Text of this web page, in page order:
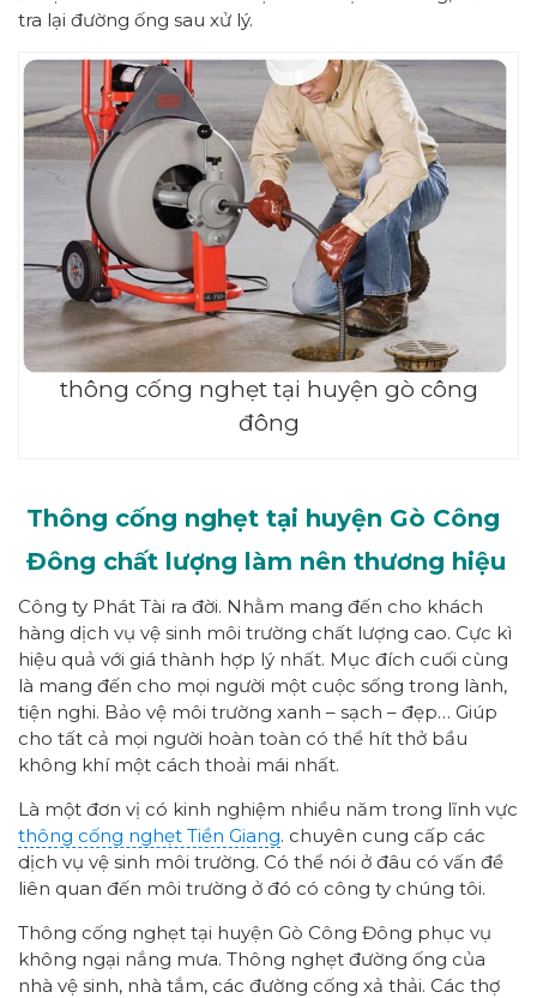
tra lại đường ống sau xử lý.
thông cống nghẹt tại huyện gò công
đông
Thông cống nghẹt tại huyện Gò Công
Đông chất lượng làm nên thương hiệu
Công ty Phát Tài ra đời. Nhằm mang đến cho khách
hàng dịch vụ vệ sinh môi trường chất lượng cao. Cực kì
hiệu quả với giá thành hợp lý nhất. Mục đích cuối cùng
là mang đến cho mọi người một cuộc sống trong lành,
tiện nghi. Bảo vệ môi trường xanh – sạch – đẹp… Giúp
cho tất cả mọi người hoàn toàn có thể hít thở bầu
không khí một cách thoải mái nhất.
Là một đơn vị có kinh nghiệm nhiều năm trong lĩnh vực
thông cống nghẹt Tiền Giang. chuyên cung cấp các
dịch vụ vệ sinh môi trường. Có thể nói ở đâu có vấn đề
liên quan đến môi trường ở đó có công ty chúng tôi.
Thông cống nghẹt tại huyện Gò Công Đông phục vụ
không ngại nắng mưa. Thông nghẹt đường ống của
nhà vệ sinh, nhà tắm, các đường cống xả thải. Các thợ